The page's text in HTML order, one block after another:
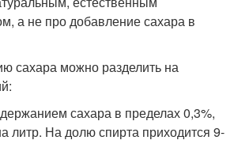
а не про добавление сахара в
сахара можно разделить на
сахара в пределах 0,3%,
литр. На долю спирта приходится 9-